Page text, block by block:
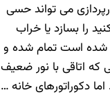
می تواند حسی
را بسازد یا خراب
شده است تمام شده و
که اتاقی با نور ضعیف
دکوراتورهای خانه …